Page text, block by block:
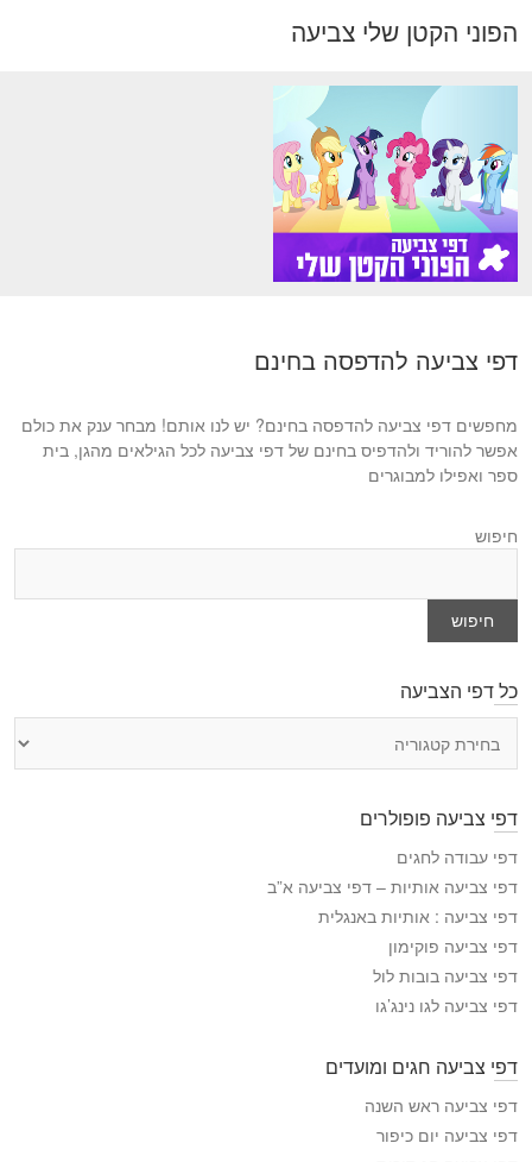
הפוני הקטן שלי צביעה
דפי צביעה להדפסה בחינם
מחפשים דפי צביעה להדפסה בחינם? יש לנו אותם! מבחר ענק את כולם
אפשר להוריד ולהדפיס בחינם של דפי צביעה לכל הגילאים מהגן, בית
ספר ואפילו למבוגרים
חיפוש
חיפוש
כל דפי הצביעה
י
ה
צ
י
ע
ה
דפי צביעה פופולרים
דפי עבודה לחגים
דפי צביעה אותיות – דפי צביעה א”ב
דפי צביעה : אותיות באנגלית
דפי צביעה פוקימון
דפי צביעה בובות לול
דפי צביעה לגו נינג’גו
דפי צביעה חגים ומועדים
דפי צביעה ראש השנה
דפי צביעה יום כיפור